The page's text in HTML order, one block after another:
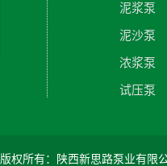
泥浆泵
泥沙泵
浓浆泵
试压泵
版权所有：陕西新思路泵业